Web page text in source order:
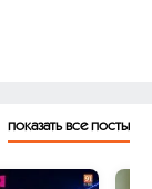
показать все посты